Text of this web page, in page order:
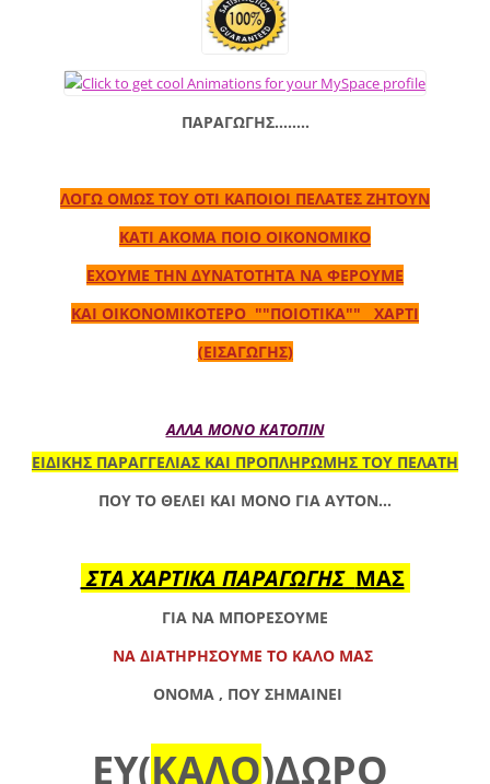
ΠΑΡΑΓΩΓΗΣ........
ΛΟΓΩ ΟΜΩΣ ΤΟΥ ΟΤΙ ΚΑΠΟΙΟΙ ΠΕΛΑΤΕΣ ΖΗΤΟΥΝ
ΚΑΤΙ ΑΚΟΜΑ ΠΟΙΟ ΟΙΚΟΝΟΜΙΚΟ
ΕΧΟΥΜΕ ΤΗΝ ΔΥΝΑΤΟΤΗΤΑ ΝΑ ΦΕΡΟΥΜΕ
ΚΑΙ ΟΙΚΟΝΟΜΙΚΟΤΕΡΟ ""ΠΟΙΟΤΙΚΑ"" ΧΑΡΤΙ
(ΕΙΣΑΓΩΓΗΣ)
ΑΛΛΑ ΜΟΝΟ ΚΑΤΟΠΙΝ
ΕΙΔΙΚΗΣ ΠΑΡΑΓΓΕΛΙΑΣ ΚΑΙ ΠΡΟΠΛΗΡΩΜΗΣ ΤΟΥ ΠΕΛΑΤΗ
ΠΟΥ ΤΟ ΘΕΛΕΙ ΚΑΙ ΜΟΝΟ ΓΙΑ ΑΥΤΟΝ...
ΣΤΑ ΧΑΡΤΙΚΑ ΠΑΡΑΓΩΓΗΣ ΜΑΣ
ΓΙΑ ΝΑ ΜΠΟΡΕΣΟΥΜΕ
ΝΑ ΔΙΑΤΗΡΗΣΟΥΜΕ ΤΟ ΚΑΛΟ ΜΑΣ
ΟΝΟΜΑ , ΠΟΥ ΣΗΜΑΙΝΕΙ
ΕΥ(ΚΑΛΟ)ΔΩΡΟ